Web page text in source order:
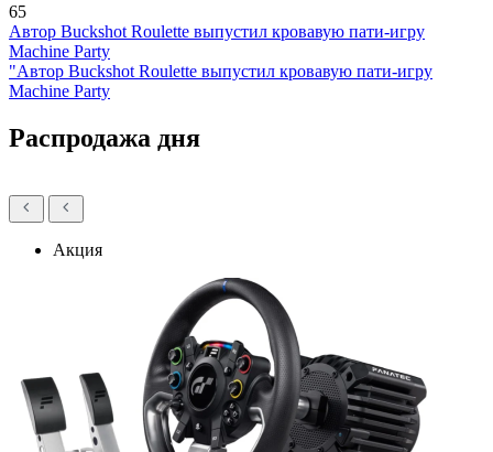
65
Автор Buckshot Roulette выпустил кровавую пати-игру
Machine Party
"Автор Buckshot Roulette выпустил кровавую пати-игру
Machine Party
Распродажа дня
Акция